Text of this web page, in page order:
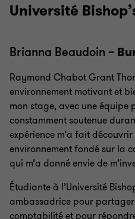
Université
Brianna Beaudoin –
Raymond Chabot Grant
environnement motivant et
mon stage, avec une équipe
constamment soutenue
expérience m’a fait
environnement fondé sur la
qui m’a donné envie de
Étudiante à l’Université
ambassadrice pour
comptabilité et pour